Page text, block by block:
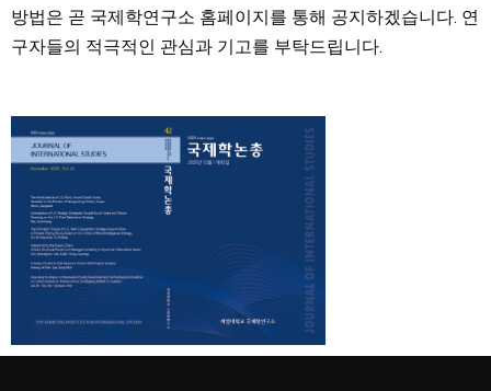
방법은 곧 국제학연구소 홈페이지를 통해 공지하겠습니다. 연
구자들의 적극적인 관심과 기고를 부탁드립니다.